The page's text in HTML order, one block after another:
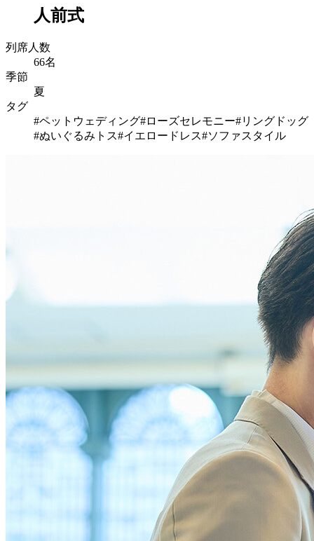
人前式
列席人数
66名
季節
夏
タグ
#ペットウェディング#ローズセレモニー#リングドッグ
#ぬいぐるみトス#イエロードレス#ソファスタイル